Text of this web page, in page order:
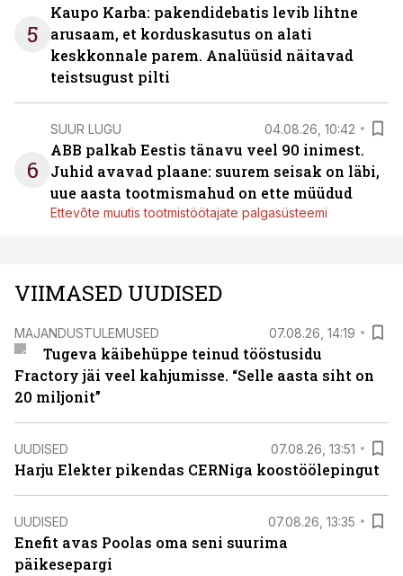
5
Kaupo Karba: pakendidebatis levib lihtne
arusaam, et korduskasutus on alati
keskkonnale parem. Analüüsid näitavad
teistsugust pilti
6
SUUR LUGU 04.08.26, 10:42
ABB palkab Eestis tänavu veel 90 inimest.
Juhid avavad plaane: suurem seisak on läbi,
uue aasta tootmismahud on ette müüdud
Ettevõte muutis tootmistöötajate palgasüsteemi
VIIMASED UUDISED
MAJANDUSTULEMUSED 07.08.26, 14:19
Tugeva käibehüppe teinud tööstusidu
Fractory jäi veel kahjumisse. “Selle aasta siht on
20 miljonit”
UUDISED 07.08.26, 13:51
Harju Elekter pikendas CERNiga koostöölepingut
UUDISED 07.08.26, 13:35
Enefit avas Poolas oma seni suurima
päikesepargi